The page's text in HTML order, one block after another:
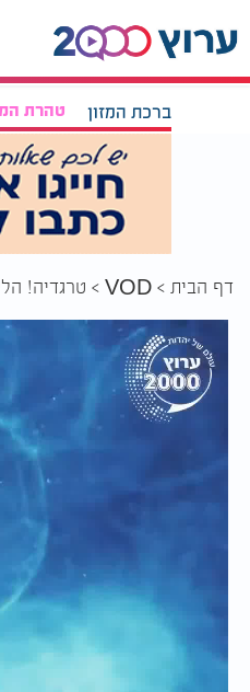
ברכת המזון טהרת
דף הבית VOD טרגדיה!